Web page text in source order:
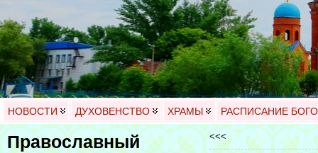
НОВОСТИ ДУХОВЕНСТВО ХРАМЫ РАСПИСАНИЕ
Православный
<<<